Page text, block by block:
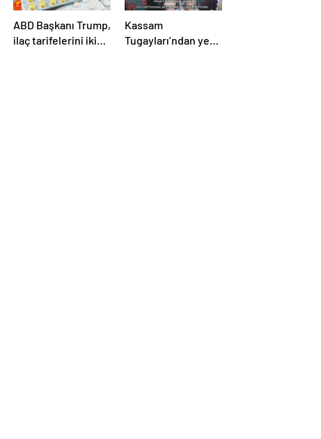
ABD Başkanı Trump,
ilaç tarifelerini iki
Kassam
Tugayları’ndan yeni